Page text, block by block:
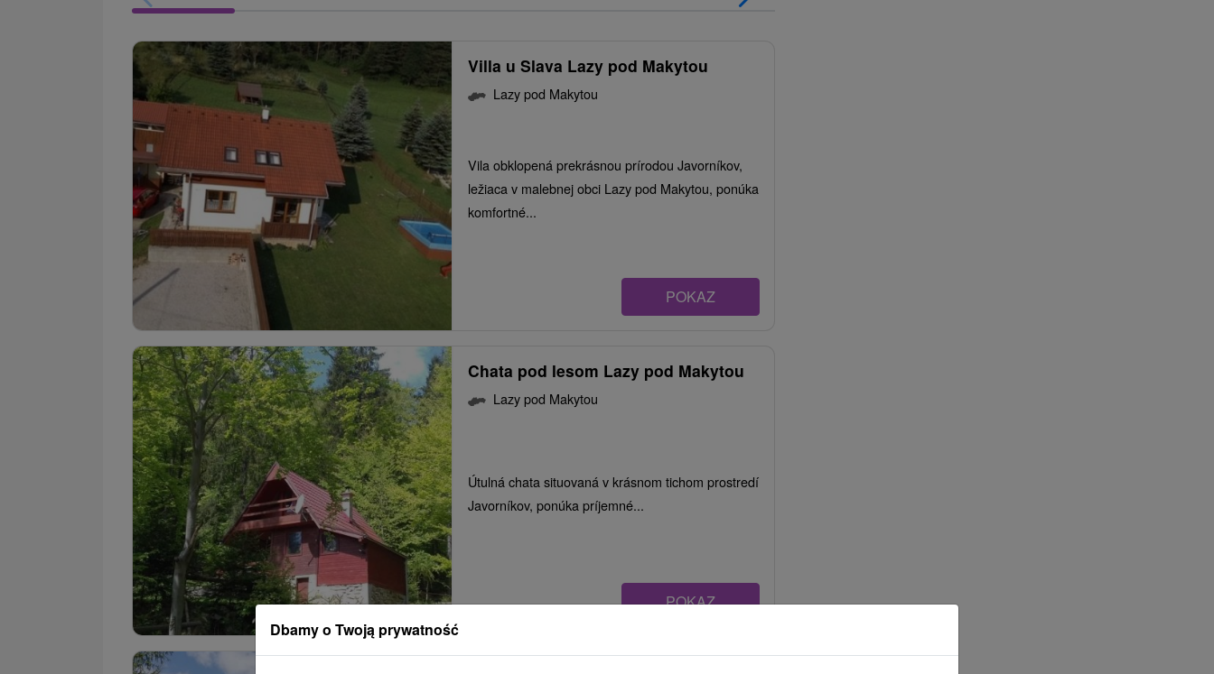
Villa u Slava Lazy pod Makytou
Lazy pod Makytou
Vila obklopená prekrásnou prírodou Javorníkov,
ležiaca v malebnej obci Lazy pod Makytou, ponúka
komfortné...
POKAZ
Chata pod lesom Lazy pod Makytou
Lazy pod Makytou
Útulná chata situovaná v krásnom tichom prostredí
Javorníkov, ponúka príjemné...
POKAZ
Dbamy o Twoją prywatność